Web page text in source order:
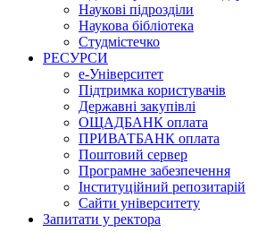
Наукові підрозділи
Наукова бібліотека
Студмістечко
РЕСУРСИ
е-Університет
Підтримка користувачів
Державні закупівлі
ОЩАДБАНК оплата
ПРИВАТБАНК оплата
Поштовий сервер
Програмне забезпечення
Інституційний репозитарій
Сайти університету
Запитати у ректора